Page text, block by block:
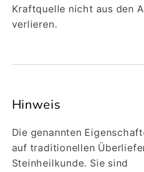
Kraftquelle nicht aus den
verlieren.
Hinweis
Die genannten
auf traditionellen
Steinheilkunde. Sie sind